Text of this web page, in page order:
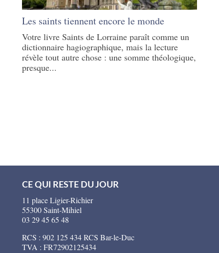
Les saints tiennent encore le monde
Votre livre Saints de Lorraine paraît comme un
dictionnaire hagiographique, mais la lecture
révèle tout autre chose : une somme théologique,
presque...
CE QUI RESTE DU JOUR
11 place Ligier-Richier
55300 Saint-Mihiel
03 29 45 65 48
RCS : 902 125 434 RCS Bar-le-Duc
TVA : FR72902125434